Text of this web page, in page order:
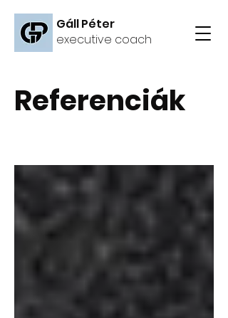
Gáll Péter
executive coach
Referenciák